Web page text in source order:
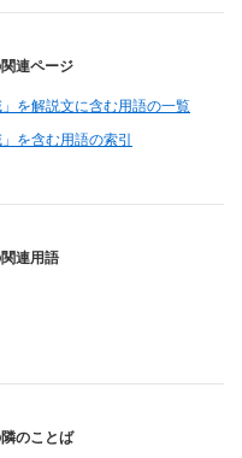
連ページ
を解説文に含む用語の一覧
を含む用語の索引
連用語
のことば